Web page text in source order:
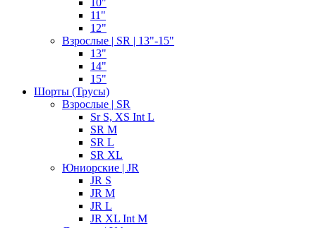
11"
12"
Взрослые | SR | 13"-15"
13"
14"
15"
Шорты (Трусы)
Взрослые | SR
Sr S, XS Int L
SR M
SR L
SR XL
Юниорские | JR
JR S
JR M
JR L
JR XL Int M